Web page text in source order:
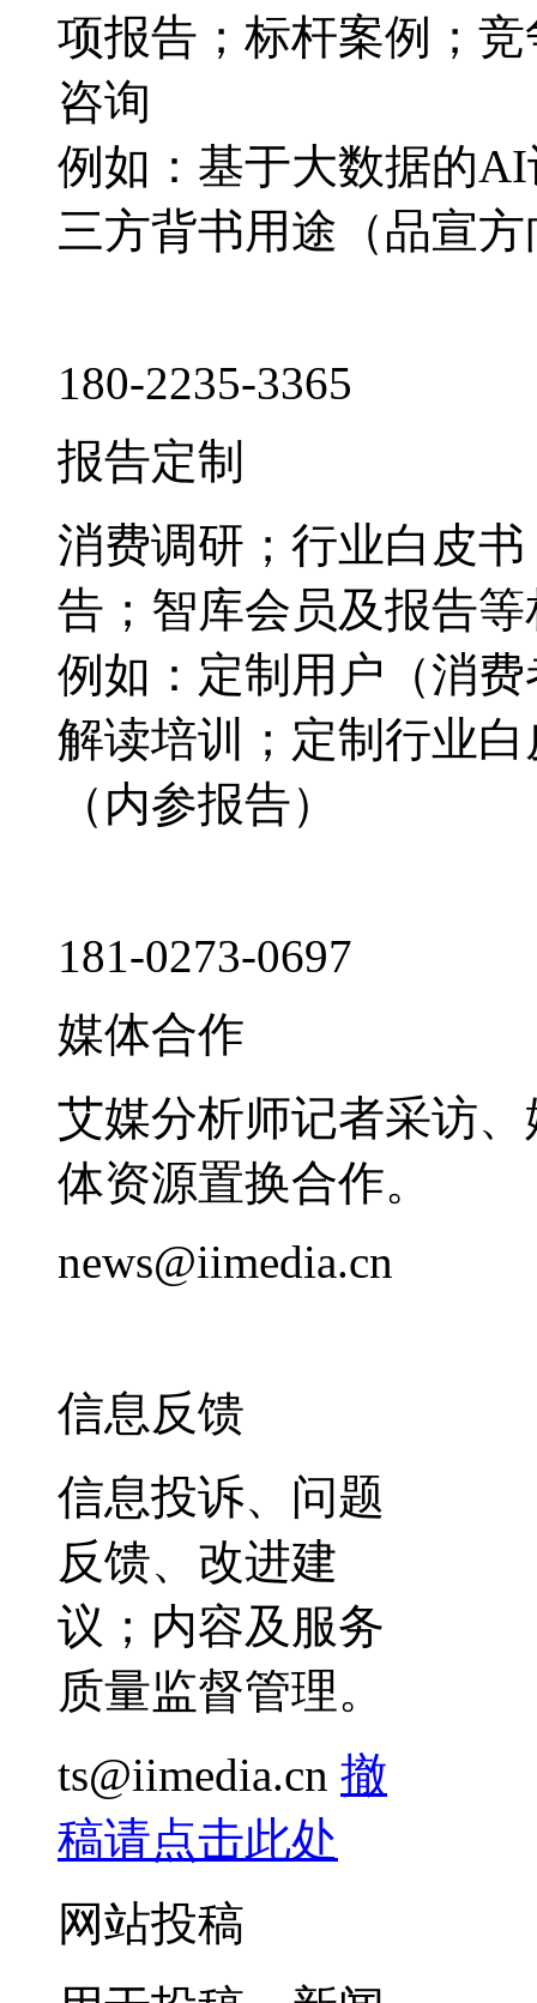
项报告；标杆案例；
咨询
例如：基于大数据的
三方背书用途（品宣
180-2235-3365
报告定制
消费调研；行业白皮
告；智库会员及报告
例如：定制用户（消
解读培训；定制行业
（内参报告）
181-0273-0697
媒体合作
艾媒分析师记者采访
体资源置换合作。
news@iimedia.cn
信息反馈
信息投诉、问题
反馈、改进建
议；内容及服务
质量监督管理。
ts@iimedia.cn 撤
稿请点击此处
网站投稿